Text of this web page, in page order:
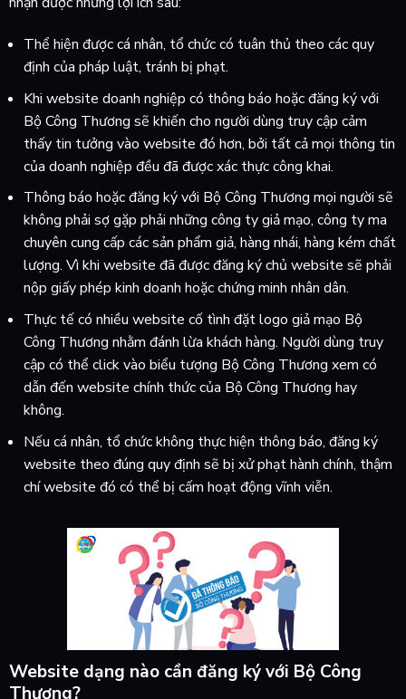
Thể hiện được cá nhân, tổ chức có tuân thủ theo các quy
định của pháp luật, tránh bị phạt.
Khi website doanh nghiệp có thông báo hoặc đăng ký với
Bộ Công Thương sẽ khiến cho người dùng truy cập cảm
thấy tin tưởng vào website đó hơn, bởi tất cả mọi thông tin
của doanh nghiệp đều đã được xác thực công khai.
Thông báo hoặc đăng ký với Bộ Công Thương mọi người sẽ
không phải sợ gặp phải những công ty giả mạo, công ty ma
chuyên cung cấp các sản phẩm giả, hàng nhái, hàng kém chất
lượng. Vì khi website đã được đăng ký chủ website sẽ phải
nộp giấy phép kinh doanh hoặc chứng minh nhân dân.
Thực tế có nhiều website cố tình đặt logo giả mạo Bộ
Công Thương nhằm đánh lừa khách hàng. Người dùng truy
cập có thể click vào biểu tượng Bộ Công Thương xem có
dẫn đến website chính thức của Bộ Công Thương hay
không.
Nếu cá nhân, tổ chức không thực hiện thông báo, đăng ký
website theo đúng quy định sẽ bị xử phạt hành chính, thậm
chí website đó có thể bị cấm hoạt động vĩnh viễn.
Website dạng nào cần đăng ký với Bộ Công
Thương?